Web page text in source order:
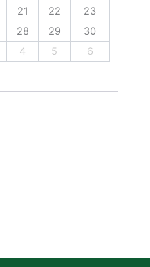
21 22
23
28 29
30
4 5 6